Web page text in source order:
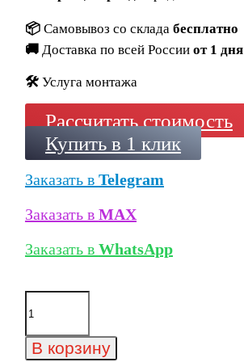
📦 Самовывоз со склада бесплатно
🚚 Доставка по всей России от 1 дня
🛠️ Услуга монтажа
Рассчитать стоимость
Купить в 1 клик
Заказать в Telegram
Заказать в MAX
Заказать в WhatsApp
Количество
товара
плитка
Paradyz
В корзину